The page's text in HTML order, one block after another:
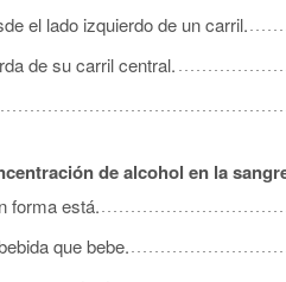
el lado izquierdo de un carril.
de su carril central.
de alcohol en la
forma está.
que bebe.